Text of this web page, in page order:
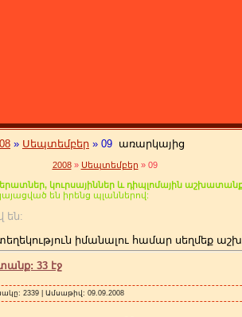
» Սեպտեմբեր » 09 առարկայից
2008 » Սեպտեմբեր » 09
կուրսայիններ և դիպլոմային
են իրենց պլաններով:
են:
իմանալու համար սեղմեք
33 էջ
2339 | Ամսաթիվ: 09.09.2008